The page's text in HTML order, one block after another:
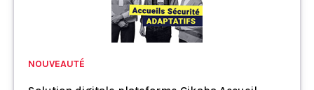
NOUVEAUTÉ